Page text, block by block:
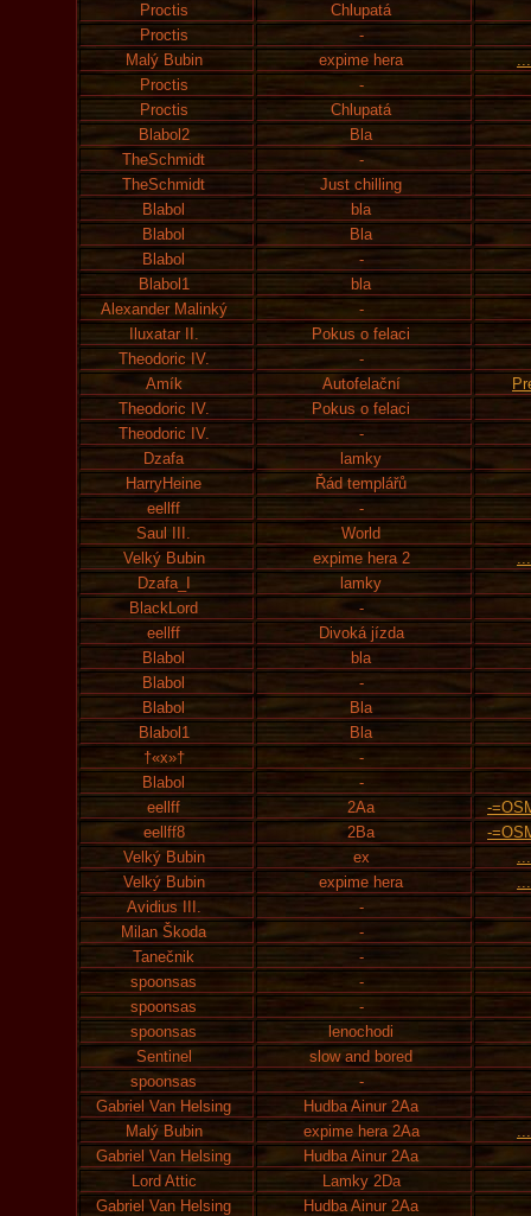
Proctis
Chlupatá
Proctis
-
Malý Bubin
expime hera
Proctis
-
Proctis
Chlupatá
Blabol2
Bla
TheSchmidt
-
TheSchmidt
Just chilling
Blabol
bla
Blabol
Bla
Blabol
-
Blabol1
bla
Alexander Malinký
-
Iluxatar II.
Pokus o felaci
Theodoric IV.
-
Amík
Autofelační
Theodoric IV.
Pokus o felaci
Theodoric IV.
-
Dzafa
lamky
HarryHeine
Řád templářů
eellff
-
Saul III.
World
Velký Bubin
expime hera 2
Dzafa_I
lamky
BlackLord
-
eellff
Divoká jízda
Blabol
bla
Blabol
-
Blabol
Bla
Blabol1
Bla
†«x»†
-
Blabol
-
eellff
2Aa
-
eellff8
2Ba
-
Velký Bubin
ex
Velký Bubin
expime hera
Avidius III.
-
Milan Škoda
-
Tanečnik
-
spoonsas
-
spoonsas
-
spoonsas
lenochodi
Sentinel
slow and bored
spoonsas
-
Gabriel Van Helsing
Hudba Ainur 2Aa
Malý Bubin
expime hera 2Aa
Gabriel Van Helsing
Hudba Ainur 2Aa
Lord Attic
Lamky 2Da
Gabriel Van Helsing
Hudba Ainur 2Aa